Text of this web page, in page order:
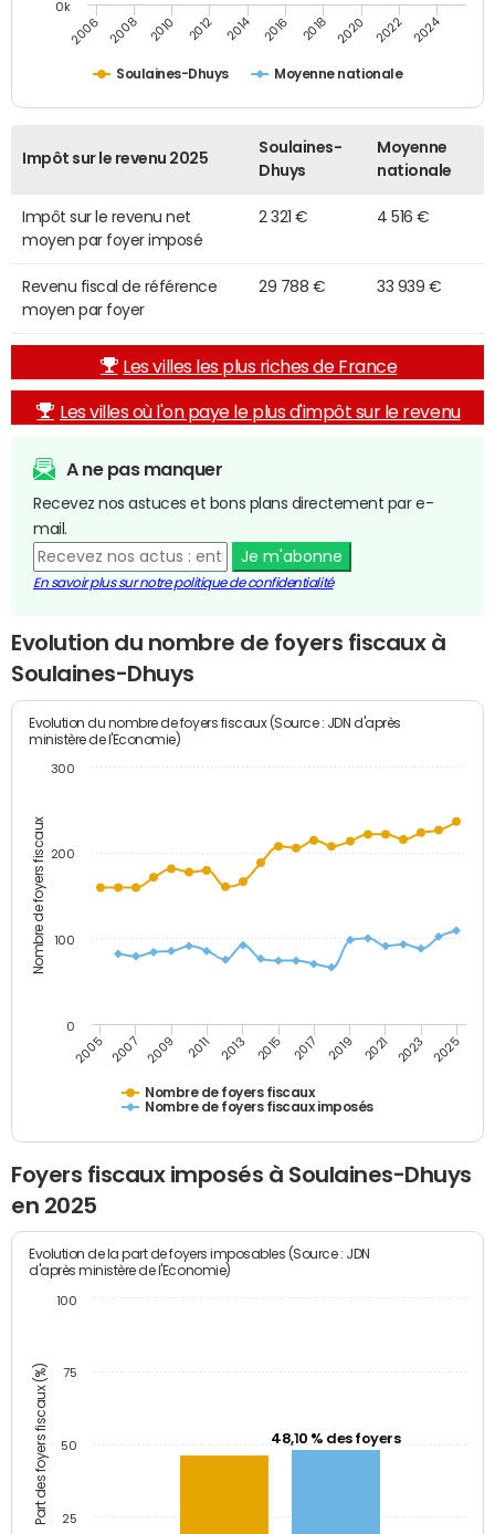
Soulaines-Dhuys Moyenne nationale
2006 2008 2010 2012 2014 2016 2018 2020 2022 2024
0k
Impôt sur le revenu 2025
Soulaines-
Dhuys
Moyenne
nationale
Impôt sur le revenu net
moyen par foyer imposé
2 321 € 4 516 €
Revenu fiscal de référence
moyen par foyer
29 788 € 33 939 €
Les villes les plus riches de France
Les villes où l'on paye le plus d'impôt sur le revenu
A ne pas manquer
Recevez nos astuces et bons plans directement par e-
mail.
Je m'abonne
En savoir plus sur notre politique de confidentialité
Evolution du nombre de foyers fiscaux à
Soulaines-Dhuys
Nombre de foyers fiscaux
Evolution du nombre de foyers fiscaux (Source : JDN d'après
ministère de l'Economie)
Nombre de foyers fiscaux
Nombre de foyers fiscaux imposés
2005 2007 2009 2011 2013 2015 2017 2019 2021 2023 2025
0
100
200
300
Foyers fiscaux imposés à Soulaines-Dhuys
en 2025
Part des foyers fiscaux (%)
Evolution de la part de foyers imposables (Source : JDN
d'après ministère de l'Economie)
48,10 % des foyers
25
50
75
100